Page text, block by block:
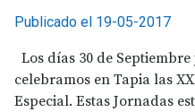
Publicado el 19-05-2017
Los días 30 de
celebramos en Tapia las
Especial. Estas Jornadas